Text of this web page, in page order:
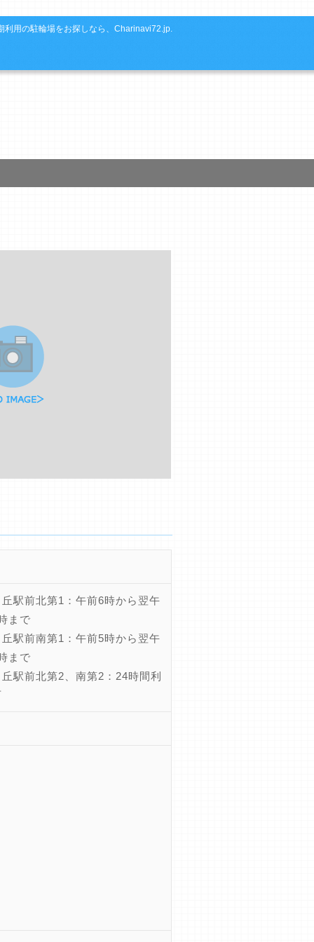
利用の駐輪場をお探しなら、Charinavi72.jp.
駅前北第1：午前6時から翌午
まで
駅前南第1：午前5時から翌午
まで
駅前北第2、南第2：24時間利